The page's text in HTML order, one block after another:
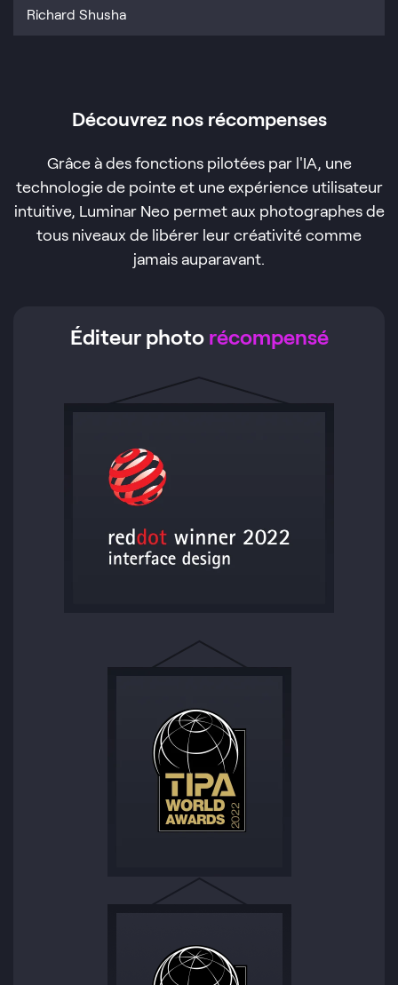
Richard Shusha
Découvrez nos récompenses
Grâce à des fonctions pilotées par l'IA, une
technologie de pointe et une expérience utilisateur
intuitive, Luminar Neo permet aux photographes de
tous niveaux de libérer leur créativité comme
jamais auparavant.
Éditeur photo récompensé